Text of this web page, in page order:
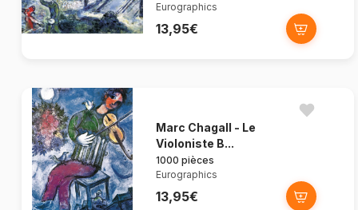
Eurographics
13,95€
Marc Chagall - Le
Violoniste B...
1000 pièces
Eurographics
13,95€